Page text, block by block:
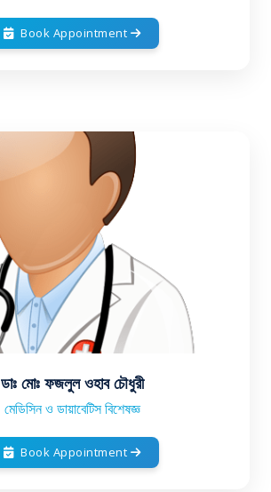
Book Appointment
ডাঃ মোঃ ফজলুল ওহাব চৌধুরী
মেডিসিন ও ডায়াবেটিস বিশেষজ্ঞ
Book Appointment